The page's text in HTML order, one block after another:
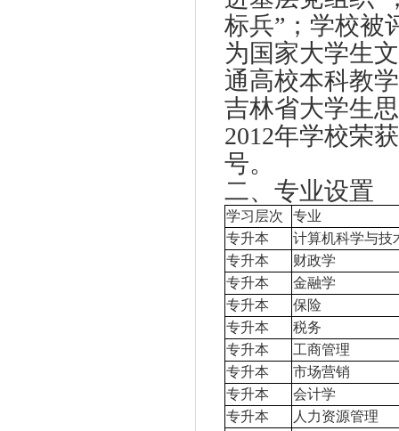
标兵”；学校被
为国家大学生
通高校本科教
吉林省大学生
2012年学校荣
号。
二、专业设置
学习层次
专业
专升本
计算机科学与技
专升本
财政学
专升本
金融学
专升本
保险
专升本
税务
专升本
工商管理
专升本
市场营销
专升本
会计学
专升本
人力资源管理